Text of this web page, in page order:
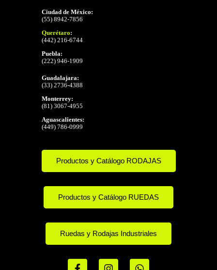
Ciudad de México:
(55) 8942-7856
Querétaro:
(442) 216-6744
Puebla:
(222) 946-1909
Guadalajara:
(33) 2736-4388
Monterrey:
(81) 3067-4955
Aguascalientes:
(449) 786-0999
Productos y Catálogo RODAJAS
Productos y Catálogo RUEDAS
Ruedas y Rodajas Industriales